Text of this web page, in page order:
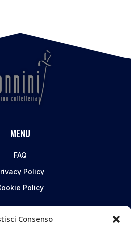
Consenso
MENU
FAQ
Policy
Policy
CONTATTI